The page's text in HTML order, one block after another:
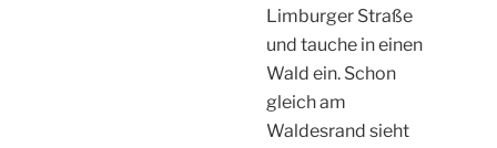
Limburger Straße
und tauche in einen
Wald ein. Schon
gleich am
Waldesrand sieht